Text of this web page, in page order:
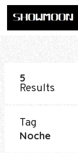
5
Results
Tag
Noche